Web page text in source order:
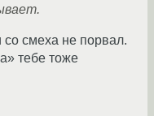
со смеха не порвал.
тебе тоже